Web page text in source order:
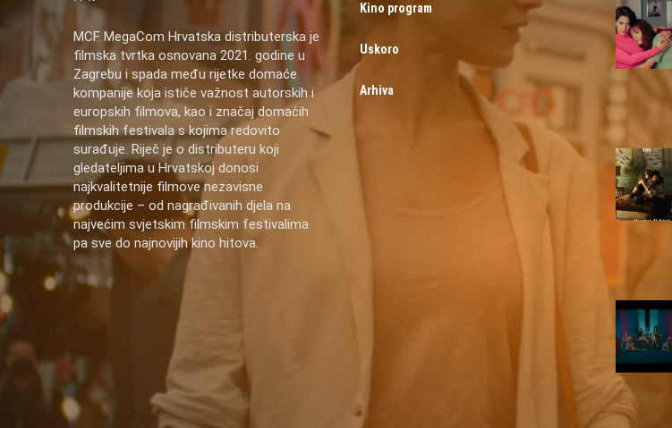
MCF MegaCom Hrvatska distributerska je
filmska tvrtka osnovana 2021. godine u
Zagrebu i spada među rijetke domaće
kompanije koja ističe važnost autorskih i
europskih filmova, kao i značaj domaćih
filmskih festivala s kojima redovito
surađuje. Riječ je o distributeru koji
gledateljima u Hrvatskoj donosi
najkvalitetnije filmove nezavisne
produkcije – od nagrađivanih djela na
najvećim svjetskim filmskim festivalima
pa sve do najnovijih kino hitova.
Kino program
Uskoro
Arhiva